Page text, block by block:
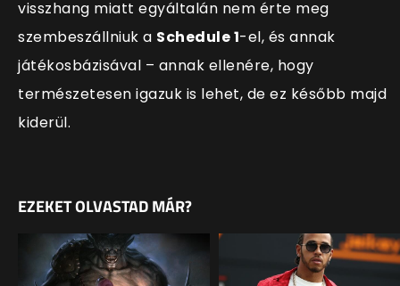
visszhang miatt egyáltalán nem érte meg
szembeszállniuk a Schedule 1-el, és annak
játékosbázisával – annak ellenére, hogy
természetesen igazuk is lehet, de ez később majd
kiderül.
EZEKET OLVASTAD MÁR?